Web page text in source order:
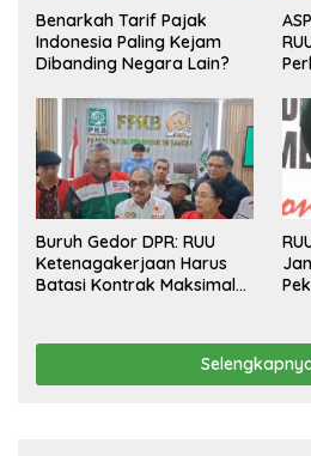
Benarkah Tarif Pajak
Indonesia Paling Kejam
Dibanding Negara Lain?
Buruh Gedor DPR: RUU
Ketenagakerjaan Harus
Batasi Kontrak Maksimal